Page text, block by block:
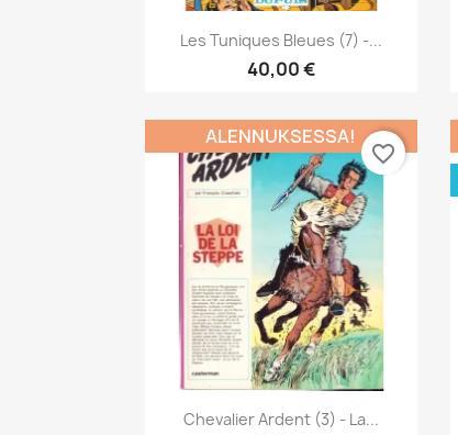
Pikakatselu
Les Tuniques Bleues (7) -...
40,00 €
Pikakatselu
Chevalier Ardent (3) - La...
ALENNUKSESSA!
favorite_border